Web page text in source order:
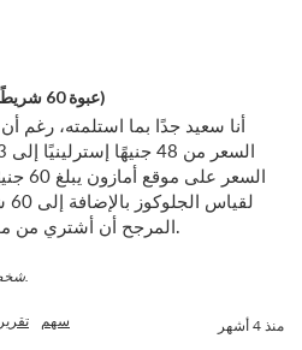
شرائط اختبار الكيتون من GKI (عبوة 60 شريطًا)
المرجح أن أشتري من موقع أمازون من منظور التكلفة.
شخص واحد وجد هذا الاستعراض مفيدا.
تقرير سهم منذ 4 أشهر